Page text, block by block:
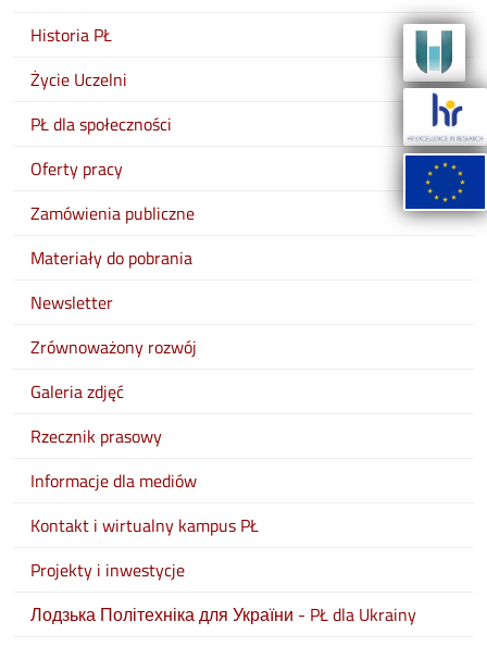
Historia PŁ
Życie Uczelni
PŁ dla społeczności
Oferty pracy
Zamówienia publiczne
Materiały do pobrania
Newsletter
Zrównoważony rozwój
Galeria zdjęć
Rzecznik prasowy
Informacje dla mediów
Kontakt i wirtualny kampus PŁ
Projekty i inwestycje
Лодзька Політехніка для України - PŁ dla Ukrainy